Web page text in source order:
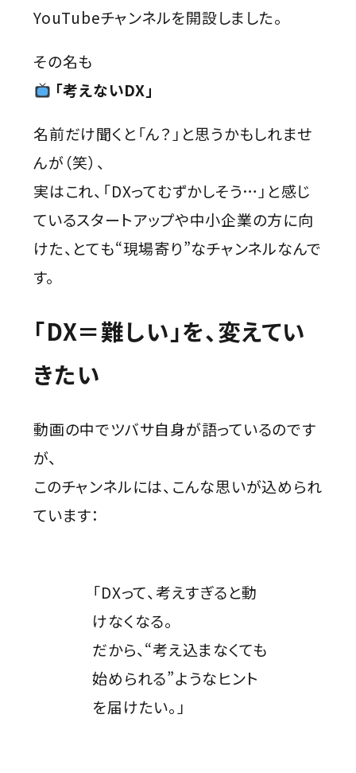
YouTubeチャンネルを開設しました。
その名も――
「考えないDX」
名前だけ聞くと「ん？」と思うかもしれませ
んが（笑）、
実はこれ、「DXってむずかしそう…」と感じ
ているスタートアップや中小企業の方に向
けた、とても“現場寄り”なチャンネルなんで
す。
「DX＝難しい」を、変えてい
きたい
動画の中でツバサ自身が語っているのです
が、
このチャンネルには、こんな思いが込められ
ています：
「DXって、考えすぎると動
けなくなる。
だから、“考え込まなくても
始められる”ようなヒント
を届けたい。」